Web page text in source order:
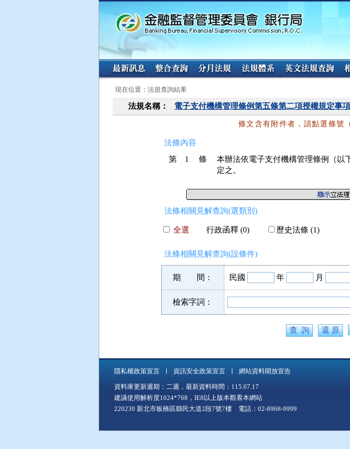
跳
容
:::
現在位置：法規查詢結果
法規名稱： 電子支付機構管理條例第五條第二項授權規定事
條文含有附件者，請點選條號
法條內容
第 1 條
本辦法依電子支付機構管理條例（以
定之。
法條相關見解查詢(選類別)
全選 行政函釋 (0) 歷史法條 (1)
法條相關見解查詢(設條件)
期 間： 民國 年 月
檢索字詞：
隱私權政策宣言 資訊安全政策宣言 網站資料開放宣告
資料庫更新週期：二週，最新資料時間：115.07.17
建議使用解析度1024*768，IE8以上版本觀看本網站
220230 新北市板橋區縣民大道2段7號7樓 電話：02-8968-9999